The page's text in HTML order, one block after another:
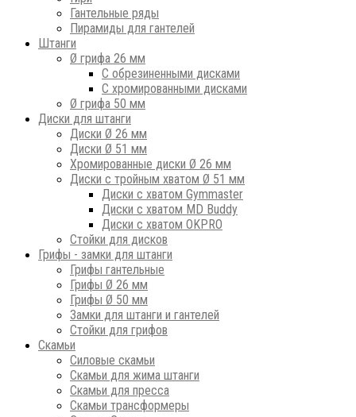
Гантельные ряды
Пирамиды для гантелей
Штанги
Ø грифа 26 мм
С обрезиненными дисками
С хромированными дисками
Ø грифа 50 мм
Диски для штанги
Диски Ø 26 мм
Диски Ø 51 мм
Хромированные диски Ø 26 мм
Диски с тройным хватом Ø 51 мм
Диски с хватом Gymmaster
Диски с хватом MD Buddy
Диски с хватом OKPRO
Стойки для дисков
Грифы - замки для штанги
Грифы гантельные
Грифы Ø 26 мм
Грифы Ø 50 мм
Замки для штанги и гантелей
Стойки для грифов
Скамьи
Силовые скамьи
Скамьи для жима штанги
Скамьи для пресса
Скамьи трансформеры